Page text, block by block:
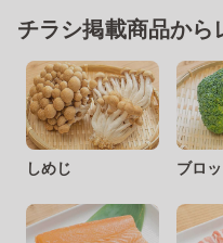
チラシ掲載商品から
しめじ ブロ